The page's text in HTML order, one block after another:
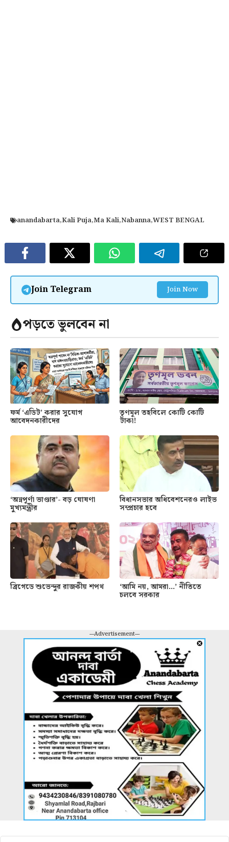
anandabarta,Kali Puja,Ma Kali,Nabanna,WEST BENGAL
Join Telegram Join Now
পড়তে ভুলবেন না
ফর্ম ‘এডিট’ করার সুযোগ
আবেদনকারীদের
তৃণমূল তহবিলে কোটি কোটি
টাকা!
‘অন্নপূর্ণা ভাণ্ডার’- বড় ঘোষণা
মুখ্যমন্ত্রীর
বিধানসভার অধিবেশনেরও লাইভ
সম্প্রচার হবে
ব্রিগেডে শুভেন্দুর রাজকীয় শপথ ‘আমি নয়, আমরা…’ নীতিতে
চলবে সরকার
---Advertisement---